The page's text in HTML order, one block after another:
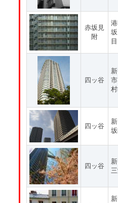
赤坂見
附
目
四ッ谷
四ッ谷
四ッ谷